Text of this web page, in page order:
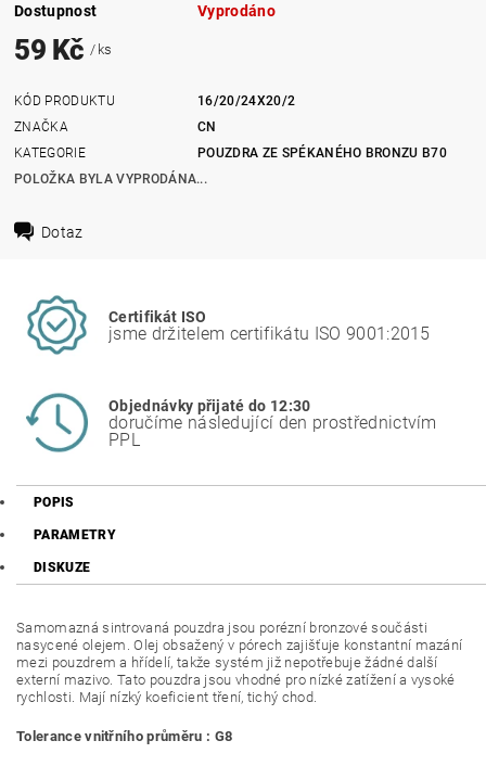
Dostupnost Vyprodáno
59 Kč/ ks
KÓD PRODUKTU
16/20/24X20/2
ZNAČKA
CN
KATEGORIE
POUZDRA ZE SPÉKANÉHO BRONZU B70
POLOŽKA BYLA VYPRODÁNA...
Dotaz
Certifikát ISO
jsme držitelem certifikátu ISO 9001:2015
Objednávky přijaté do 12:30
doručíme následující den prostřednictvím
PPL
POPIS
PARAMETRY
DISKUZE
Samomazná sintrovaná pouzdra jsou porézní bronzové součásti
nasycené olejem. Olej obsažený v pórech zajišťuje konstantní mazání
mezi pouzdrem a hřídelí, takže systém již nepotřebuje žádné další
externí mazivo. Tato pouzdra jsou vhodné pro nízké zatížení a vysoké
rychlosti. Mají nízký koeficient tření, tichý chod.
Tolerance vnitřního průměru : G8